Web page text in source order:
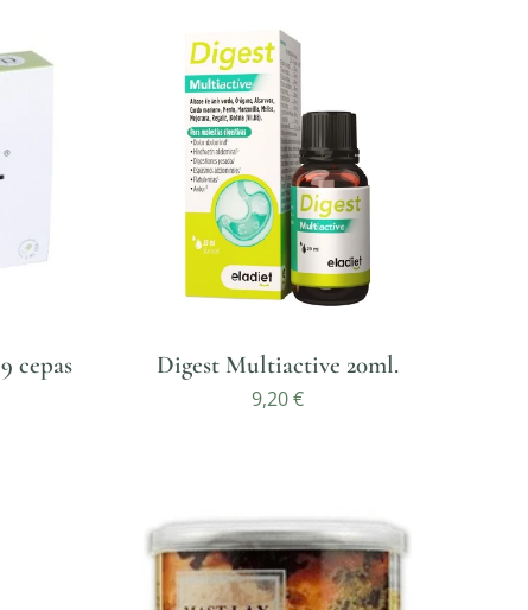
cepas
Digest Multiactive 20ml.
9,20€